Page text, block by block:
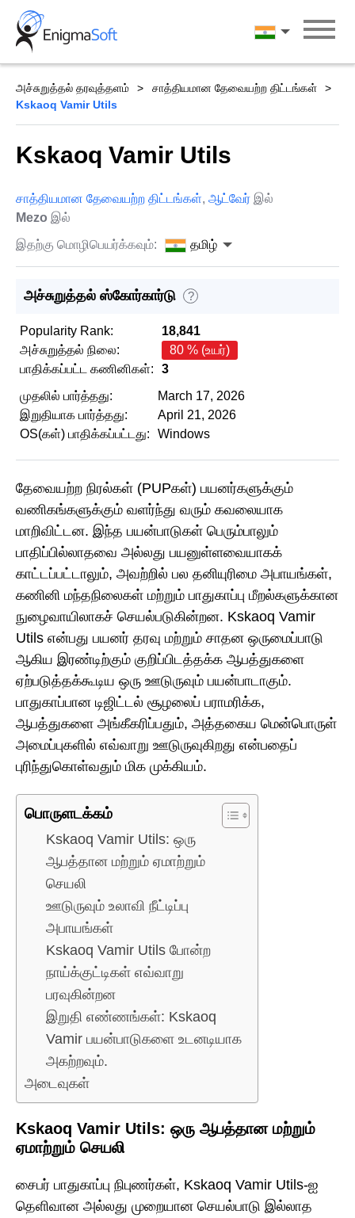
Skip
content
தமிழ்
அச்சுறுத்தல் தரவுத்தளம்
சாத்தியமான தேவையற்ற திட்டங்கள்
Kskaoq Vamir Utils
Kskaoq Vamir Utils
சாத்தியமான தேவையற்ற திட்டங்கள், ஆட்வேர் இல்
Mezo இல்
இதற்கு மொழிபெயர்க்கவும்:
தமிழ்
அச்சுறுத்தல் ஸ்கோர்கார்டு ?
Popularity Rank:
18,841
அச்சுறுத்தல் நிலை:
80 % (உயர்)
பாதிக்கப்பட்ட கணினிகள்:
3
முதலில் பார்த்தது:
March 17, 2026
இறுதியாக பார்த்தது:
April 21, 2026
OS(கள்) பாதிக்கப்பட்டது:
Windows
தேவையற்ற நிரல்கள் (PUPகள்) பயனர்களுக்கும்
வணிகங்களுக்கும் வளர்ந்து வரும் கவலையாக
மாறிவிட்டன. இந்த பயன்பாடுகள் பெரும்பாலும்
பாதிப்பில்லாதவை அல்லது பயனுள்ளவையாகக்
காட்டப்பட்டாலும், அவற்றில் பல தனியுரிமை அபாயங்கள்,
கணினி மந்தநிலைகள் மற்றும் பாதுகாப்பு மீறல்களுக்கான
நுழைவாயிலாகச் செயல்படுகின்றன. Kskaoq Vamir
Utils என்பது பயனர் தரவு மற்றும் சாதன ஒருமைப்பாடு
ஆகிய இரண்டிற்கும் குறிப்பிடத்தக்க ஆபத்துகளை
ஏற்படுத்தக்கூடிய ஒரு ஊடுருவும் பயன்பாடாகும்.
பாதுகாப்பான டிஜிட்டல் சூழலைப் பராமரிக்க,
ஆபத்துகளை அங்கீகரிப்பதும், அத்தகைய மென்பொருள்
அமைப்புகளில் எவ்வாறு ஊடுருவுகிறது என்பதைப்
புரிந்துகொள்வதும் மிக முக்கியம்.
பொருளடக்கம்
Kskaoq Vamir Utils: ஒரு
ஆபத்தான மற்றும் ஏமாற்றும்
செயலி
ஊடுருவும் உலாவி நீட்டிப்பு
அபாயங்கள்
Kskaoq Vamir Utils போன்ற
நாய்க்குட்டிகள் எவ்வாறு
பரவுகின்றன
இறுதி எண்ணங்கள்: Kskaoq
Vamir பயன்பாடுகளை உடனடியாக
அகற்றவும்.
அடைவுகள்
Kskaoq Vamir Utils: ஒரு ஆபத்தான மற்றும்
ஏமாற்றும் செயலி
சைபர் பாதுகாப்பு நிபுணர்கள், Kskaoq Vamir Utils-ஐ
தெளிவான அல்லது முறையான செயல்பாடு இல்லாத